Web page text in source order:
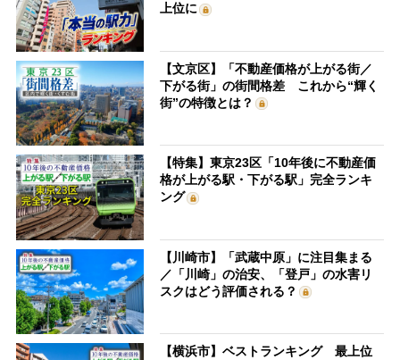
上位に
【文京区】「不動産価格が上がる街／
下がる街」の街間格差 これから“輝く
街”の特徴とは？
【特集】東京23区「10年後に不動産価
格が上がる駅・下がる駅」完全ランキ
ング
【川崎市】「武蔵中原」に注目集まる
／「川崎」の治安、「登戸」の水害リ
スクはどう評価される？
【横浜市】ベストランキング 最上位